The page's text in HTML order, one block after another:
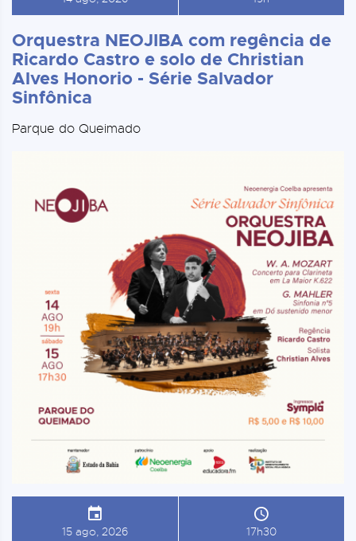
Orquestra NEOJIBA com regência de
Ricardo Castro e solo de Christian
Alves Honorio - Série Salvador
Sinfônica
Parque do Queimado
15 ago, 2026 17h30